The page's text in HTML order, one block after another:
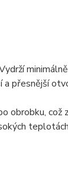
a přesnější
obrobku, což
teplotách